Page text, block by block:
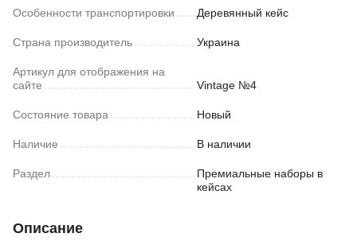
Особенности транспортировки Деревянный кейс
Страна производитель Украина
Артикул для отображения на
сайте
Vintage №4
Состояние товара Новый
Наличие В наличии
Раздел
Премиальные наборы в
кейсах
Описание